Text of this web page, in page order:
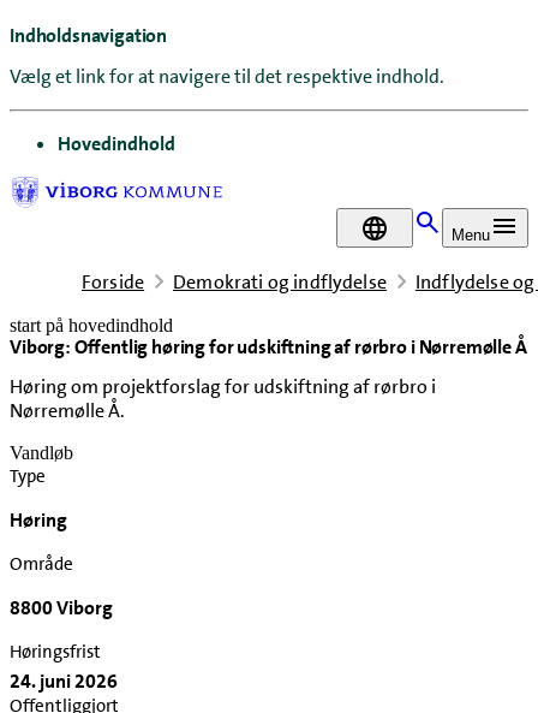
Indholdsnavigation
Vælg et link for at navigere til det respektive indhold.
gå til
Hovedindhold
DA Menu
Forside Demokrati og indflydelse Indflydelse
start på hovedindhold
Viborg: Offentlig høring for udskiftning af rørbro i Nørremølle Å
Høring om projektforslag for udskiftning af rørbro i
Nørremølle Å.
senest opdateret 13. maj 2026
Vandløb
Type
Høring
Område
8800 Viborg
Høringsfrist
24. juni 2026
Offentliggjort